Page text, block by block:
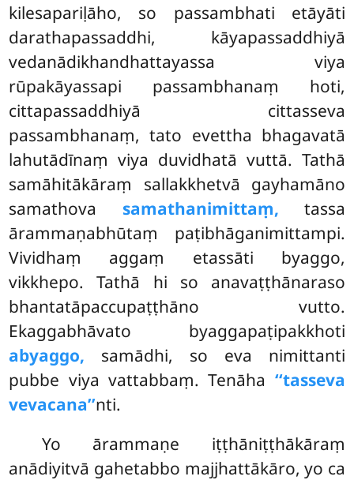
kilesapariḷāho, so passambhati etāyāti
darathapassaddhi, kāyapassaddhiyā
vedanādikhandhattayassa viya
rūpakāyassapi passambhanaṃ hoti,
cittapassaddhiyā cittasseva
passambhanaṃ, tato evettha bhagavatā
lahutādīnaṃ viya duvidhatā vuttā. Tathā
samāhitākāraṃ sallakkhetvā gayhamāno
samathova samathanimittaṃ, tassa
ārammaṇabhūtaṃ paṭibhāganimittampi.
Vividhaṃ aggaṃ etassāti byaggo,
vikkhepo. Tathā hi so anavaṭṭhānaraso
bhantatāpaccupaṭṭhāno vutto.
Ekaggabhāvato byaggapaṭipakkhoti
abyaggo, samādhi, so eva nimittanti
pubbe viya vattabbaṃ. Tenāha ‘‘tasseva
vevacana’’nti.
Yo ārammaṇe iṭṭhāniṭṭhākāraṃ
anādiyitvā gahetabbo majjhattākāro, yo ca